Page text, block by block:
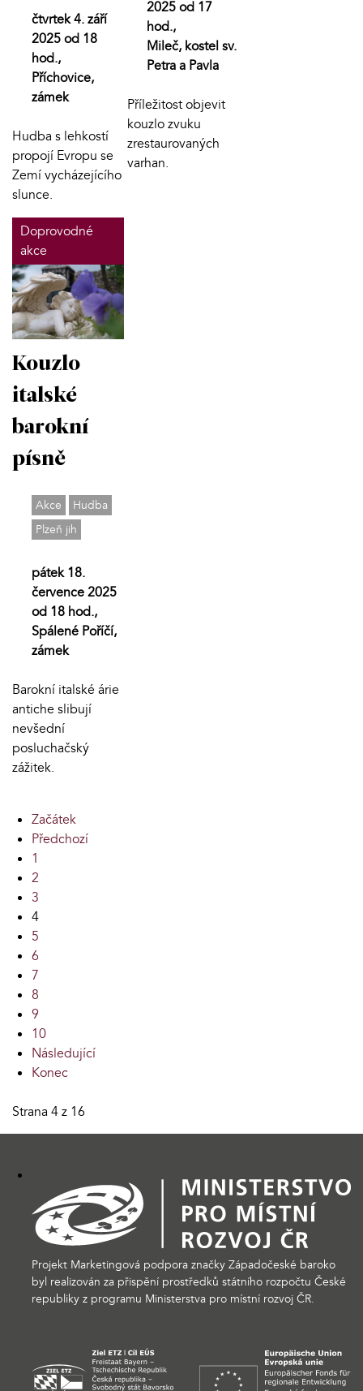
čtvrtek 4. září
2025 od 18
hod.,
Příchovice,
zámek
Hudba s lehkostí
propojí Evropu se
Zemí vycházejícího
slunce.
2025 od 17
hod.,
Mileč, kostel sv.
Petra a Pavla
Příležitost objevit
kouzlo zvuku
zrestaurovaných
varhan.
Doprovodné
akce
Kouzlo
italské
barokní
písně
Akce
Hudba
Plzeň jih
pátek 18.
července 2025
od 18 hod.,
Spálené Poříčí,
zámek
Barokní italské árie
antiche slibují
nevšední
posluchačský
zážitek.
Začátek
Předchozí
1
2
3
4
5
6
7
8
9
10
Následující
Konec
Strana 4 z 16
Projekt Marketingová podpora značky Západočeské baroko
byl realizován za přispění prostředků státního rozpočtu České
republiky z programu Ministerstva pro místní rozvoj ČR.